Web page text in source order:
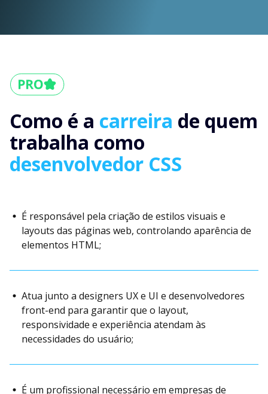
Como é a carreira de quem
trabalha como
desenvolvedor CSS
É responsável pela criação de estilos visuais e
layouts das páginas web, controlando aparência de
elementos HTML;
Atua junto a designers UX e UI e desenvolvedores
front-end para garantir que o layout,
responsividade e experiência atendam às
necessidades do usuário;
É um profissional necessário em empresas de